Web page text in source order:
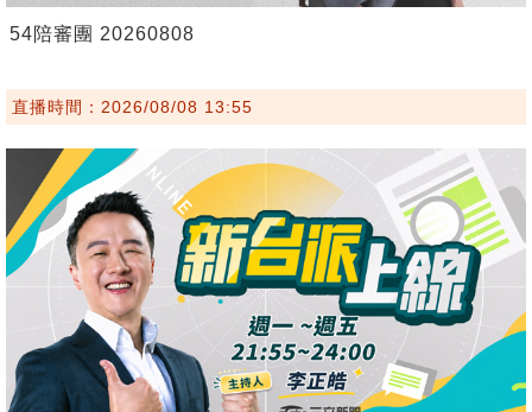
54陪審團 20260808
直播時間：2026/08/08 13:55